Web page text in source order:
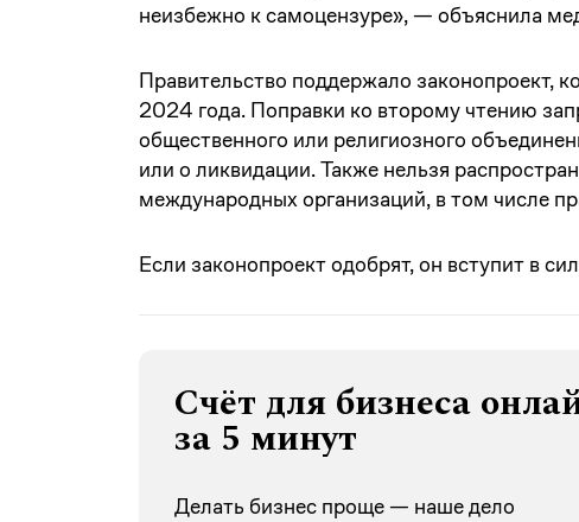
неизбежно к самоцензуре», — объяснила
Правительство поддержало законопроект,
2024 года. Поправки ко второму чтению
общественного или религиозного
или о ликвидации. Также нельзя
международных организаций, в том числе
Если законопроект одобрят, он вступит в
Счёт для бизнеса
за 5 минут
Делать бизнес проще — наше дело